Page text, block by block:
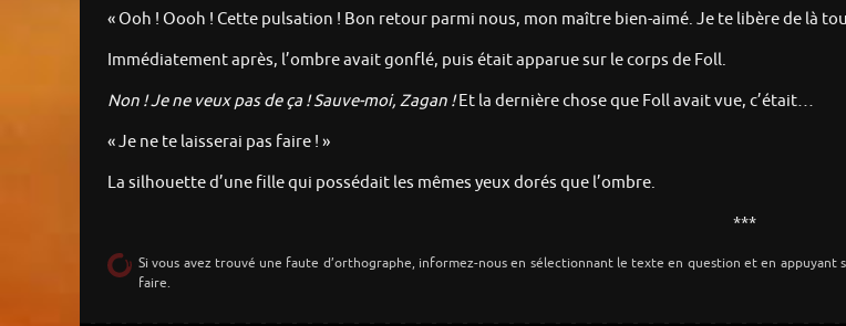
« Ooh ! Oooh ! Cette pulsation ! Bon retour parmi nous, mon maître bien-aimé. Je te libère de là
Immédiatement après, l’ombre avait gonflé, puis était apparue sur le corps de Foll.
Non ! Je ne veux pas de ça ! Sauve-moi, Zagan !Et la dernière chose que Foll avait vue, c’était…
« Je ne te laisserai pas faire ! »
La silhouette d’une fille qui possédait les mêmes yeux dorés que l’ombre.
***
Si vous avez trouvé une faute d’orthographe, informez-nous en sélectionnant le texte en question et en appuyant
faire.